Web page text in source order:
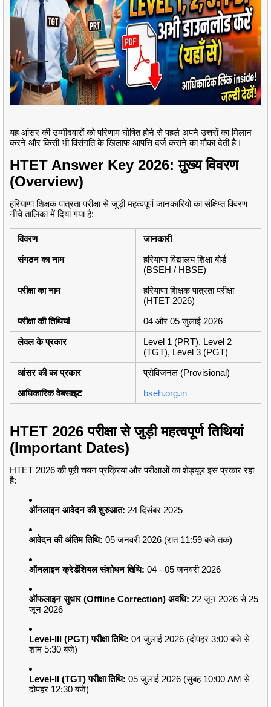
यह आंसर की उम्मीदवारों को परिणाम घोषित होने से पहले अपने उत्तरों का मिलान
करने और किसी भी विसंगति के खिलाफ आपत्ति दर्ज कराने का मौका देती है।
HTET Answer Key 2026: मुख्य विवरण
(Overview)
हरियाणा शिक्षक पात्रता परीक्षा से जुड़ी महत्वपूर्ण जानकारियों का संक्षिप्त विवरण
नीचे तालिका में दिया गया है:
विवरण
जानकारी
संगठन का नाम
हरियाणा विद्यालय शिक्षा बोर्ड
(BSEH / HBSE)
परीक्षा का नाम
हरियाणा शिक्षक पात्रता परीक्षा
(HTET 2026)
परीक्षा की तिथियां
04 और 05 जुलाई 2026
लेवल के प्रकार
Level 1 (PRT), Level 2
(TGT), Level 3 (PGT)
आंसर की का प्रकार
प्रोविजनल (Provisional)
आधिकारिक वेबसाइट
bseh.org.in
HTET 2026 परीक्षा से जुड़ी महत्वपूर्ण तिथियां
(Important Dates)
HTET 2026 की पूरी चयन प्रक्रिया और परीक्षाओं का शेड्यूल इस प्रकार रहा
है:
ऑनलाइन आवेदन की शुरुआत: 24 दिसंबर 2025
आवेदन की अंतिम तिथि: 05 जनवरी 2026 (रात 11:59 बजे तक)
ऑनलाइन क्रेडेंशियल संशोधन तिथि: 04 - 05 जनवरी 2026
ऑफलाइन सुधार (Offline Correction) अवधि: 22 जून 2026 से 25
जून 2026
Level-III (PGT) परीक्षा तिथि: 04 जुलाई 2026 (दोपहर 3:00 बजे से
शाम 5:30 बजे)
Level-II (TGT) परीक्षा तिथि: 05 जुलाई 2026 (सुबह 10:00 AM से
दोपहर 12:30 बजे)